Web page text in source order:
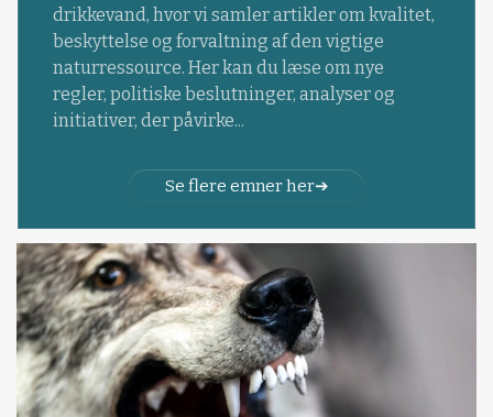
drikkevand, hvor vi samler artikler om kvalitet,
beskyttelse og forvaltning af den vigtige
naturressource. Her kan du læse om nye
regler, politiske beslutninger, analyser og
initiativer, der påvirke...
Se flere emner her